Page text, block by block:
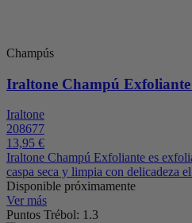
Champús
Iraltone Champú
Iraltone
208677
13,95 €
Iraltone Champú Exfoliante es
caspa seca y limpia con delicadeza
Disponible próximamente
Ver más
Puntos Trébol: 1.3